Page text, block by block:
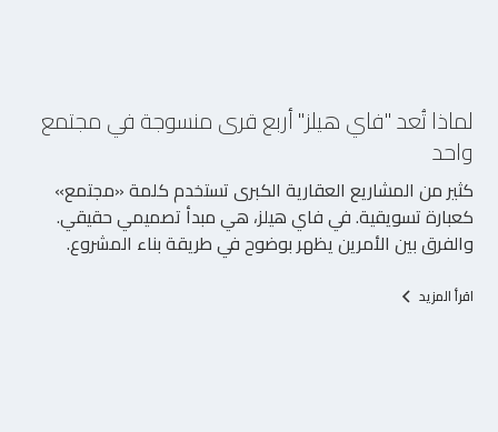
لماذا تُعد "فاي هيلز" أربع قرى منسوجة في مجتمع
واحد
كثير من المشاريع العقارية الكبرى تستخدم كلمة «مجتمع»
كعبارة تسويقية. في فاي هيلز، هي مبدأ تصميمي حقيقي.
والفرق بين الأمرين يظهر بوضوح في طريقة بناء المشروع.
اقرأ المزيد